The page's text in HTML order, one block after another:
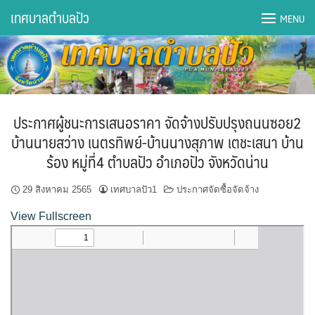
content
DWQA Ask Question
DWQA Questions
กองการศึกษา
กองคลัง
กองยุทธศาสตร์และงบประมาณ
เทศบาลตำบลปัว MENU
ประกาศผู้ชนะการเสนอราคา จัดจ้างปรับปรุงถนนซอย2
บ้านนายสว่าง เนตรทิพย์-บ้านนางสุภาพ เตชะเสนา บ้าน
ร้อง หมู่ที่4 ตำบลปัว อำเภอปัว จังหวัดน่าน
29 สิงหาคม 2565 เทศบาลปัว1 ประกาศจัดซื้อจัดจ้าง
View Fullscreen